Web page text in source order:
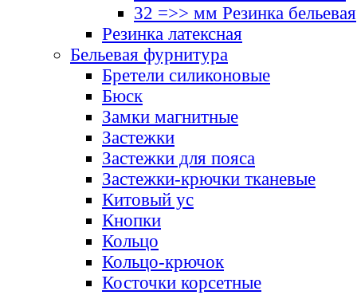
32 =>> мм Резинка бельевая
Резинка латексная
Бельевая фурнитура
Бретели силиконовые
Бюск
Замки магнитные
Застежки
Застежки для пояса
Застежки-крючки тканевые
Китовый ус
Кнопки
Кольцо
Кольцо-крючок
Косточки корсетные